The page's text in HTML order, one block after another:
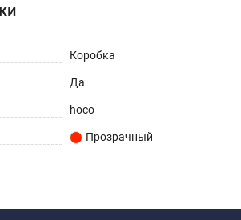
Коробка
Да
hoco
Прозрачный